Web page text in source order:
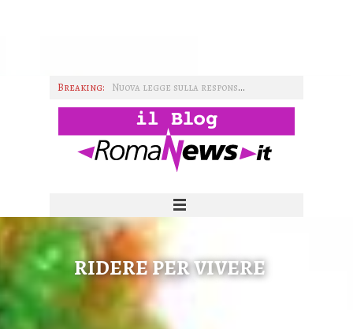
Breaking:
Nuova legge sulla responsabilità professionale in sanità
I GAS nella transizione tecnologica
L'importanza del consumo
IMMAGINI WIKI TAG HTML
RIDERE PER VIVERE